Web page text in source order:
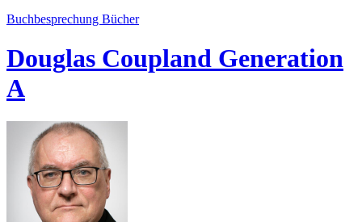
Buchbesprechung Bücher
Douglas Coupland Generation
A